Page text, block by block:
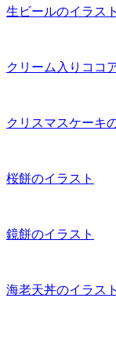
生ビールのイラス
クリーム入りココ
クリスマスケーキ
桜餅のイラスト
鏡餅のイラスト
海老天丼のイラスト